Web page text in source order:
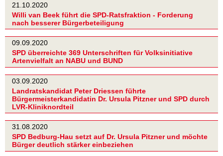
21.10.2020
Willi van Beek führt die SPD-Ratsfraktion - Forderung
nach besserer Bürgerbeteiligung
09.09.2020
SPD überreichte 369 Unterschriften für Volksinitiative
Artenvielfalt an NABU und BUND
03.09.2020
Landratskandidat Peter Driessen führte
Bürgermeisterkandidatin Dr. Ursula Pitzner und SPD durch
LVR-Kliniknordteil
31.08.2020
SPD Bedburg-Hau setzt auf Dr. Ursula Pitzner und möchte
Bürger deutlich stärker einbeziehen